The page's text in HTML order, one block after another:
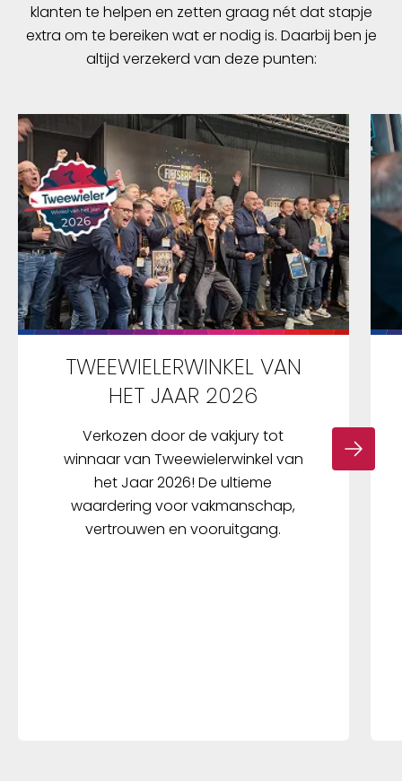
klanten te helpen en zetten graag nét dat stapje
extra om te bereiken wat er nodig is. Daarbij ben je
altijd verzekerd van deze punten:
TWEEWIELERWINKEL VAN
HET JAAR 2026
Verkozen door de vakjury tot
winnaar van Tweewielerwinkel van
het Jaar 2026! De ultieme
waardering voor vakmanschap,
vertrouwen en vooruitgang.